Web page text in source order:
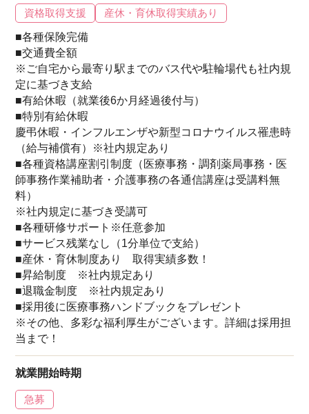
資格取得支援 産休・育休取得実績あり
■各種保険完備
■交通費全額
※ご自宅から最寄り駅までのバス代や駐輪場代も社内規
定に基づき支給
■有給休暇（就業後6か月経過後付与）
■特別有給休暇
慶弔休暇・インフルエンザや新型コロナウイルス罹患時
（給与補償有）※社内規定あり
■各種資格講座割引制度（医療事務・調剤薬局事務・医
師事務作業補助者・介護事務の各通信講座は受講料無
料）
※社内規定に基づき受講可
■各種研修サポート※任意参加
■サービス残業なし（1分単位で支給）
■産休・育休制度あり 取得実績多数！
■昇給制度 ※社内規定あり
■退職金制度 ※社内規定あり
■採用後に医療事務ハンドブックをプレゼント
※その他、多彩な福利厚生がございます。詳細は採用担
当まで！
就業開始時期
急募